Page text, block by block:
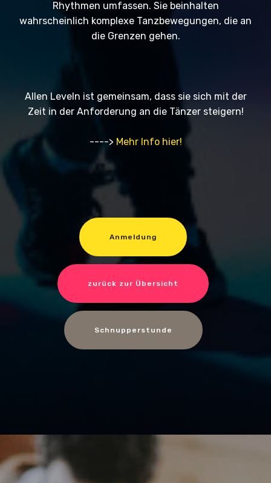
Rhythmen umfassen. Sie beinhalten
wahrscheinlich komplexe Tanzbewegungen, die an
die Grenzen gehen.
Allen Leveln ist gemeinsam, dass sie sich mit der
Zeit in der Anforderung an die Tänzer steigern!
----> Mehr Info hier!
Anmeldung
zurück zur Übersicht
Schnupperstunde